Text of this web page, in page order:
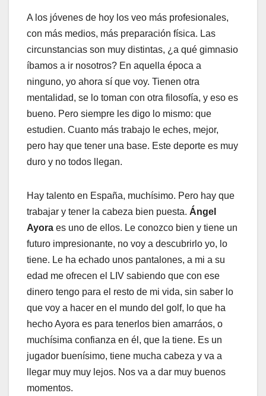
A los jóvenes de hoy los veo más profesionales,
con más medios, más preparación física. Las
circunstancias son muy distintas, ¿a qué gimnasio
íbamos a ir nosotros? En aquella época a
ninguno, yo ahora sí que voy. Tienen otra
mentalidad, se lo toman con otra filosofía, y eso es
bueno. Pero siempre les digo lo mismo: que
estudien. Cuanto más trabajo le eches, mejor,
pero hay que tener una base. Este deporte es muy
duro y no todos llegan.
Hay talento en España, muchísimo. Pero hay que
trabajar y tener la cabeza bien puesta. Ángel
Ayora es uno de ellos. Le conozco bien y tiene un
futuro impresionante, no voy a descubrirlo yo, lo
tiene. Le ha echado unos pantalones, a mi a su
edad me ofrecen el LIV sabiendo que con ese
dinero tengo para el resto de mi vida, sin saber lo
que voy a hacer en el mundo del golf, lo que ha
hecho Ayora es para tenerlos bien amarráos, o
muchísima confianza en él, que la tiene. Es un
jugador buenísimo, tiene mucha cabeza y va a
llegar muy muy lejos. Nos va a dar muy buenos
momentos.